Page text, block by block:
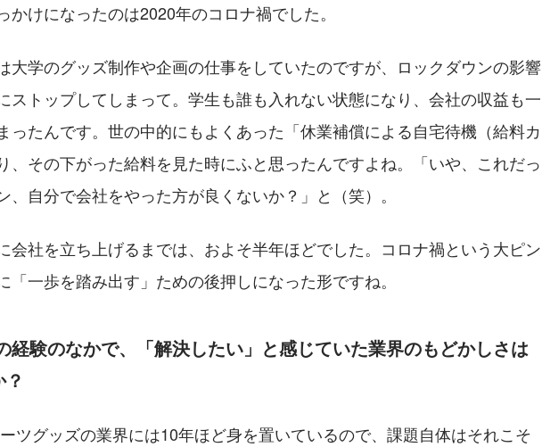
かけになったのは2020年のコロナ禍でした。
大学のグッズ制作や企画の仕事をしていたのですが、ロックダウンの影響
ストップしてしまって。学生も誰も入れない状態になり、会社の収益も一
ったんです。世の中的にもよくあった「休業補償による自宅待機（給料カ
、その下がった給料を見た時にふと思ったんですよね。「いや、これだっ
、自分で会社をやった方が良くないか？」と（笑）。
会社を立ち上げるまでは、およそ半年ほどでした。コロナ禍という大ピン
「一歩を踏み出す」ための後押しになった形ですね。
経験のなかで、「解決したい」と感じていた業界のもどかしさは
ツグッズの業界には10年ほど身を置いているので、課題自体はそれこそ